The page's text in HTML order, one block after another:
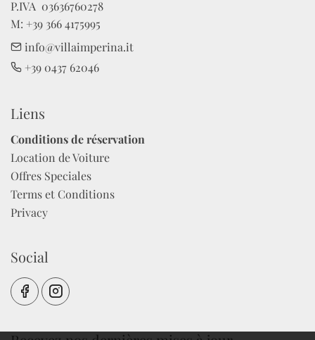
P.IVA  03636760278
M: +39 366 4175995
info@villaimperina.it
+39 0437 62046
Liens
Conditions de réservation
Location de Voiture
Offres Speciales
Terms et Conditions
Privacy
Social